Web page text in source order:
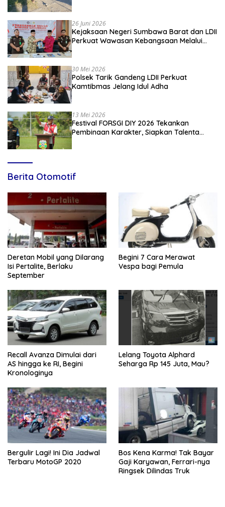
26 Juni 2026
Kejaksaan Negeri Sumbawa Barat dan LDII
Perkuat Wawasan Kebangsaan Melalui
30 Mei 2026
Polsek Tarik Gandeng LDII Perkuat
Kamtibmas Jelang Idul Adha
13 Mei 2026
Festival FORSGI DIY 2026 Tekankan
Pembinaan Karakter, Siapkan Talenta
Berita Otomotif
Deretan Mobil yang Dilarang
Isi Pertalite, Berlaku
September
Begini 7 Cara Merawat
Vespa bagi Pemula
Recall Avanza Dimulai dari
AS hingga ke RI, Begini
Kronologinya
Lelang Toyota Alphard
Seharga Rp 145 Juta, Mau?
Bergulir Lagi! Ini Dia Jadwal
Terbaru MotoGP 2020
Bos Kena Karma! Tak Bayar
Gaji Karyawan, Ferrari-nya
Ringsek Dilindas Truk